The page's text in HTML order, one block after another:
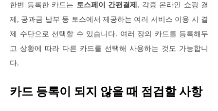
한번 등록한 카드는 토스페이 간편결제 , 각종 온라인 쇼핑 결
제, 공과금 납부 등 토스에서 제공하는 여러 서비스 이용 시 결
제 수단으로 선택할 수 있습니다. 여러 장의 카드를 등록해두
고 상황에 따라 다른 카드를 선택해 사용하는 것도 가능합니
다.
카드 등록이 되지 않을 때 점검할 사항